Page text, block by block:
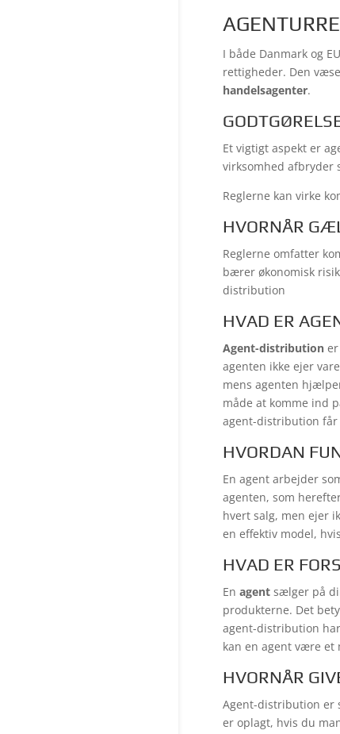
I både Danmark og
rettigheder. Den
handelsagenter.
Et vigtigt aspekt er
virksomhed afbryder
Reglerne kan virke
HVORNÅR
Reglerne omfatter
bærer økonomisk
distribution
HVAD ER
Agent-distributioner
agenten ikke ejer
mens agenten
måde at komme ind
agent-distribution får
HVORDAN
En agent arbejder
agenten, som
hvert salg, men ejer
en effektiv model,
HVAD ER
En agentsælger på
produkterne. Det
agent-distribution
kan en agent være et
HVORNÅR
Agent-distribution er
er oplagt, hvis du